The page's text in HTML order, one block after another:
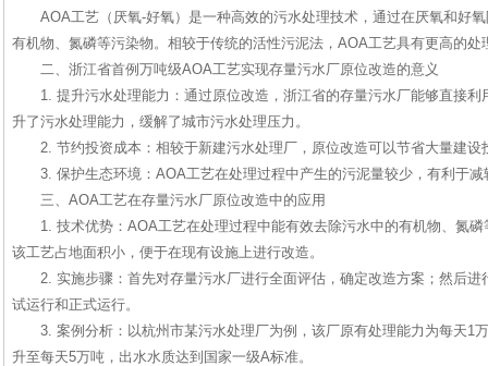
AOA工艺（厌氧-好氧）是一种高效的污水处理技术，通过在厌氧和好
有机物、氮磷等污染物。相较于传统的活性污泥法，AOA工艺具有更高的处
二、浙江省首例万吨级AOA工艺实现存量污水厂原位改造的意义
1. 提升污水处理能力：通过原位改造，浙江省的存量污水厂能够直接
升了污水处理能力，缓解了城市污水处理压力。
2. 节约投资成本：相较于新建污水处理厂，原位改造可以节省大量建设
3. 保护生态环境：AOA工艺在处理过程中产生的污泥量较少，有利于
三、AOA工艺在存量污水厂原位改造中的应用
1. 技术优势：AOA工艺在处理过程中能有效去除污水中的有机物、氮
该工艺占地面积小，便于在现有设施上进行改造。
2. 实施步骤：首先对存量污水厂进行全面评估，确定改造方案；然后
试运行和正式运行。
3. 案例分析：以杭州市某污水处理厂为例，该厂原有处理能力为每天1
升至每天5万吨，出水水质达到国家一级A标准。